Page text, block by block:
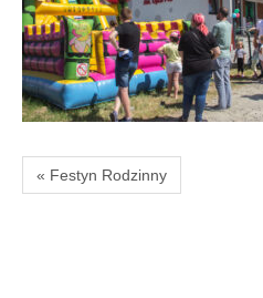
« Festyn Rodzinny